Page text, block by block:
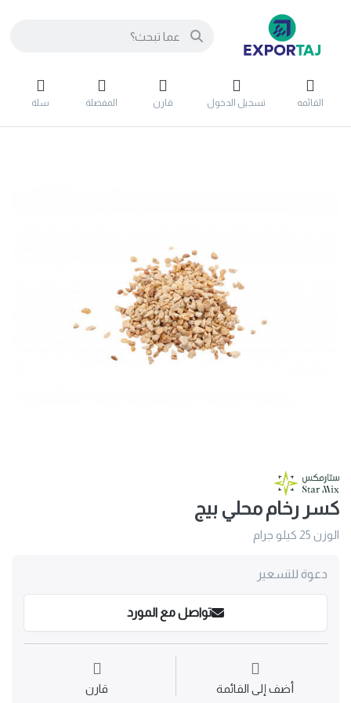
القائمه تسجيل الدخول قارن المفضلة سلة
كسر رخام محلي بيج
الوزن 25 كيلو جرام
دعوة للتسعير
تواصل مع المورد
أضف إلى القائمة قارن